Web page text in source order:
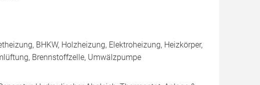
BHKW, Holzheizung, Elektroheizung, Heizkörper,
Brennstoffzelle, Umwälzpumpe